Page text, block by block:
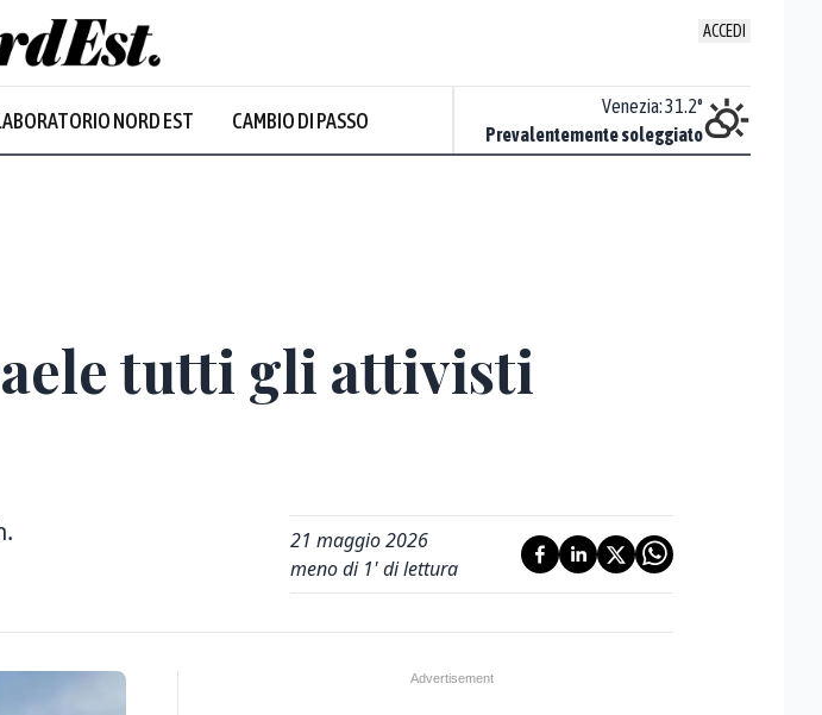
ACCEDI
NORD EST CAMBIO DI PASSO
Nuvoloso
Venezia:31.2°
Prevalentemente soleggiato
tutti gli attivisti
21 maggio 2026
meno di 1' di lettura